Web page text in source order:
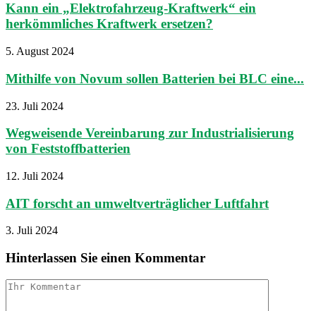
Kann ein „Elektrofahrzeug-Kraftwerk“ ein
herkömmliches Kraftwerk ersetzen?
5. August 2024
Mithilfe von Novum sollen Batterien bei BLC eine...
23. Juli 2024
Wegweisende Vereinbarung zur Industrialisierung
von Feststoffbatterien
12. Juli 2024
AIT forscht an umweltverträglicher Luftfahrt
3. Juli 2024
Hinterlassen Sie einen Kommentar